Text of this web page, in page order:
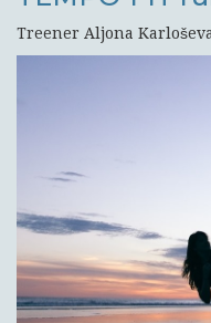
Treener Aljona